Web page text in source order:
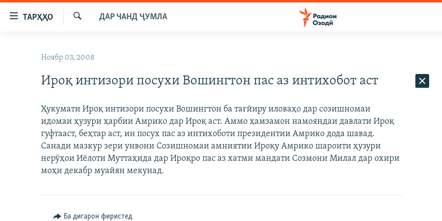
Пайвандҳои
дастрасӣ
ТАРҲҲО
ИҚТИСОД
ҚАЗИЯИ "КРОКУС"
ОСИЁИ МАРКАЗӢ
МЕҲМОНИ ОЗОДӢ
ГАПИ ОЗОД
РӮЗГОРИ МУҲОҶИР
ТАҲҚИҚОТ
ҶАНГ ДАР УКРАИНА
НАЗАРИ МАРДУМ
БЛОГИСТОН
ЧАНДРАСОНАӢ
ДАР ЧАНД ҶУМЛА
Ноябр 03, 2008
Ироқ интизори посухи Вошингтон пас аз интихобот аст
Ҳукумати Ироқ интизори посухи Вошингтон ба тағйиру иловаҳо дар созишномаи
идомаи ҳузури ҳарбии Амрико дар Ироқ аст. Аммо ҳамзамон намояндаи давлати Ироқ
гуфтааст, беҳтар аст, ин посух пас аз интихоботи президентии Амрико дода шавад.
Санади мазкур зери унвони Созишномаи амниятии Ироқу Амрико шароити ҳузури
нерӯҳои Иёлоти Муттаҳида дар Ироқро пас аз хатми мандати Созмони Милал дар охири
моҳи декабр муайян мекунад.
Ба дигарон фиристед